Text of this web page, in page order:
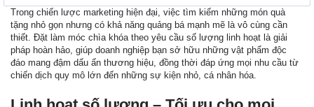
Trong chiến lược marketing hiện đại, việc tìm kiếm những món quà
tặng nhỏ gọn nhưng có khả năng quảng bá mạnh mẽ là vô cùng cần
thiết. Đặt làm móc chìa khóa theo yêu cầu số lượng linh hoạt là giải
pháp hoàn hảo, giúp doanh nghiệp bạn sở hữu những vật phẩm độc
đáo mang đậm dấu ấn thương hiệu, đồng thời đáp ứng mọi nhu cầu từ
chiến dịch quy mô lớn đến những sự kiện nhỏ, cá nhân hóa.